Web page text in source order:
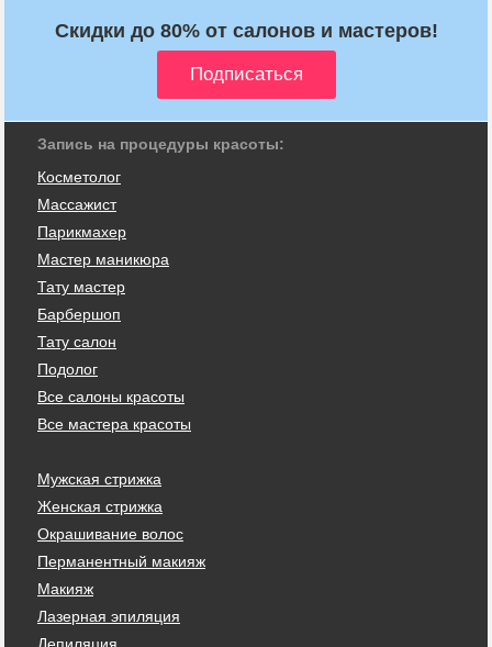
Скидки до 80% от салонов и мастеров!
Запись на процедуры красоты:
Косметолог
Массажист
Парикмахер
Мастер маникюра
Тату мастер
Барбершоп
Тату салон
Подолог
Все салоны красоты
Все мастера красоты
Мужская стрижка
Женская стрижка
Окрашивание волос
Перманентный макияж
Макияж
Лазерная эпиляция
Депиляция